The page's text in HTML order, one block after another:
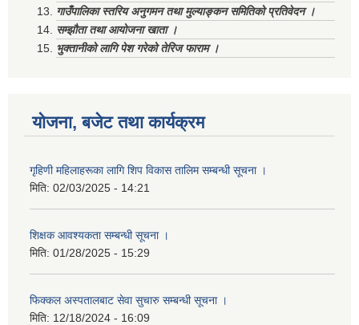
गाउँपालिका स्तरिय अनुगमन तथा मुल्याङ्कन समितिको प्रतिवेदन ।
सम्झौता तथा आयोजना खाता ।
भुक्तानीको लागि पेश गरेको तेरिज फाराम ।
योजना, बजेट तथा कार्यक्रम
गृहिणी महिलाहरूका लागि शिप विकास तालिम सम्बन्धी सूचना ‌।
मिति: 02/03/2025 - 14:21
शिक्षक आवश्यकता सम्बन्धी सूचना ।
मिति: 01/28/2025 - 15:29
फिक्कल अस्पतालबाट सेवा सुचारु सम्बन्धी सूचना ।
मिति: 12/18/2024 - 16:09